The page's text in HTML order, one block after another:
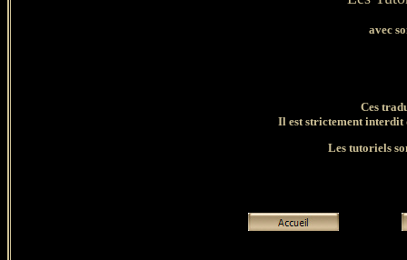
avec
Ces
Il est strictement interdit
Les tutoriels